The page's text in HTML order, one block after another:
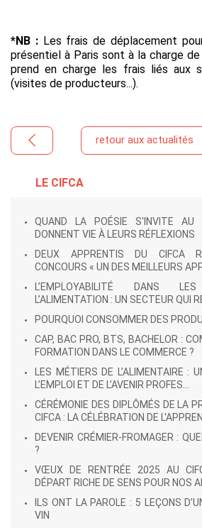
LE CIFCA
QUAND LA POÉSIE S'INVITE
DONNENT VIE À LEURS RÉFLEXIONS
DEUX APPRENTIS DU CIFCA
CONCOURS « UN DES MEILLEURS
L’EMPLOYABILITÉ DANS
L’ALIMENTATION : UN SECTEUR QUI
POURQUOI CONSOMMER DES
CAP, BAC PRO, BTS, BACHELOR :
FORMATION DANS LE COMMERCE ?
LES MÉTIERS DE L’ALIMENTAIRE :
L’EMPLOI ET DE L’AVENIR PROFES...
CÉRÉMONIE DES DIPLÔMÉS DE LA
CIFCA : LA CÉLÉBRATION DE
DEVENIR CRÉMIER-FROMAGER :
?
VŒUX DE RENTRÉE 2025 AU
DÉPART RICHE DE SENS POUR NOS
ILS ONT LA PAROLE : 5 LEÇONS
VIN
*NB :Les frais de déplacement
présentiel à Paris sont à la charge
prend en charge les frais liés aux
(visites de producteurs...).
retour aux actualités